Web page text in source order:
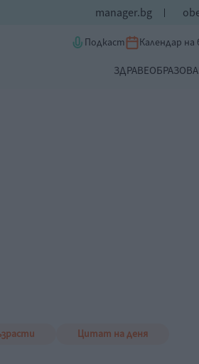
manager.bg
Подкаст Календар
ЗДРАВЕ
Цитат на деня